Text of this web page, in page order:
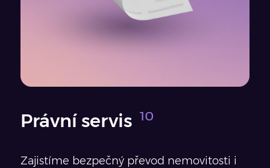
Právní servis
Zajistíme bezpečný převod nemovitosti i